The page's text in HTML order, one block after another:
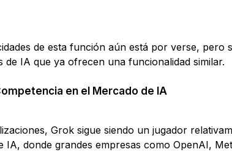
de esta función aún está por verse, pero
de IA que ya ofrecen una funcionalidad similar.
en el Mercado de IA
Grok sigue siendo un jugador
IA, donde grandes empresas como OpenAI,